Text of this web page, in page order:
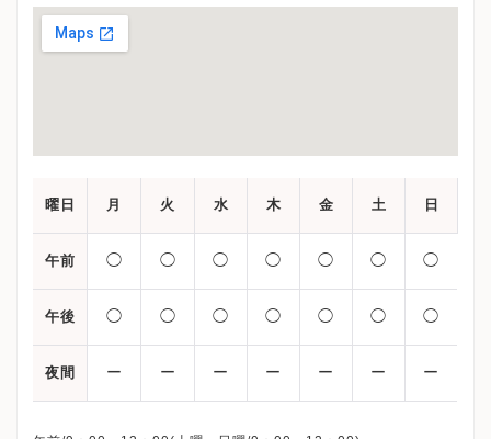
曜日 月 火 水 木 金 土 日
午前 ◯ ◯ ◯ ◯ ◯ ◯ ◯
午後 ◯ ◯ ◯ ◯ ◯ ◯ ◯
夜間 ー ー ー ー ー ー ー